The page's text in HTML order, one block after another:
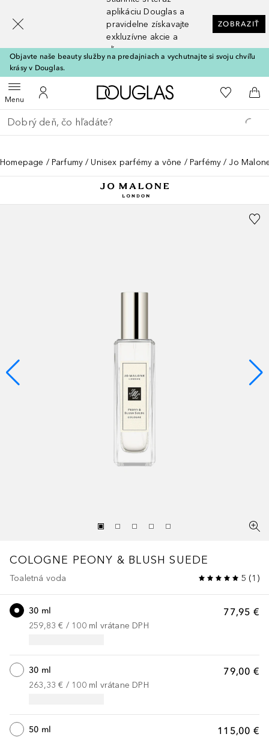
aplikáciu Douglas a
pravidelne získavajte
exkluzívne akcie a
zľavy
ZOBRAZIŤ
Objavte naše beauty služby na predajniach a vychutnajte si svoju chvíľu
krásy v Douglas.
MenuOtvoriť menuDo môjho účtu
Domov Do môjho
Do
Choď späť
Vykonajte vyhľadávanie
Homepage Parfumy Unisex parfémy a vône Parfémy Jo
COLOGNE PEONY & BLUSH SUEDE
Toaletná voda 5 (1 )
77,95 €
30 ml
259,83 € / 100 ml vrátane DPH
79,00 €
30 ml
263,33 € / 100 ml vrátane DPH
115,00 €
50 ml
[navigation.slideout.screenreader]